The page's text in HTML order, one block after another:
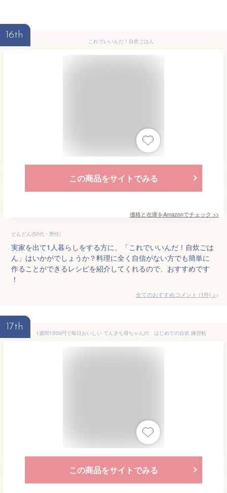
16th
これでいいんだ！自炊ごはん
この商品をサイトでみる
価格と在庫をAmazonでチェック >>
どんどん(50代・男性)
実家を出て1人暮らしをする方に、「これでいいんだ！自炊ごは
ん」はいかがでしょうか？料理に全く自信がない方でも簡単に
作ることができるレシピを紹介してくれるので、おすすめです
！
全てのおすすめコメント (1件) >
17th
1週間1500円で毎日おいしい てんきち母ちゃんの はじめての自炊 練習帖
この商品をサイトでみる